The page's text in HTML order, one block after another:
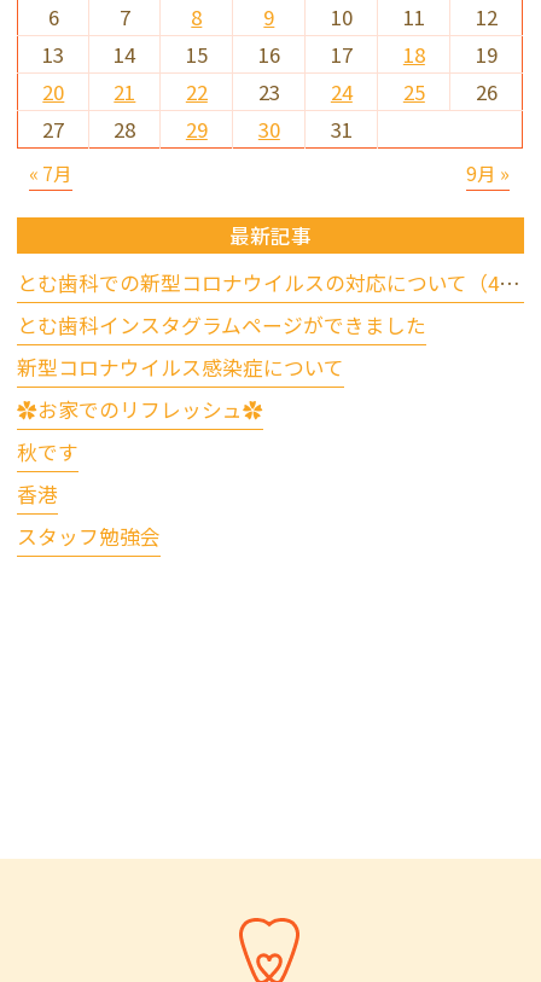
« 7月 9月 »
6
7 8 9 10 11
12
13
14 15 16 17 18
19
20
21 22 23 24 25
26
27
28 29 30 31
最新記事
とむ歯科での新型コロナウイルスの対応について（4/17更新）
とむ歯科インスタグラムページができました
新型コロナウイルス感染症について
✿お家でのリフレッシュ✿
秋です
香港
スタッフ勉強会